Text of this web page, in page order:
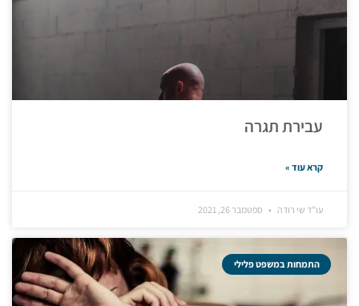
עבירת תגרה
קרא עוד »
עו"ד שי רודה ספטמבר 26, 2021
התמחות במשפט פלילי